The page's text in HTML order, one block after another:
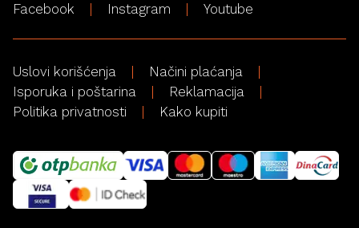
Facebook Instagram Youtube
Uslovi korišćenja
Načini plaćanja
Isporuka i poštarina
Reklamacija
Politika privatnosti
Kako kupiti